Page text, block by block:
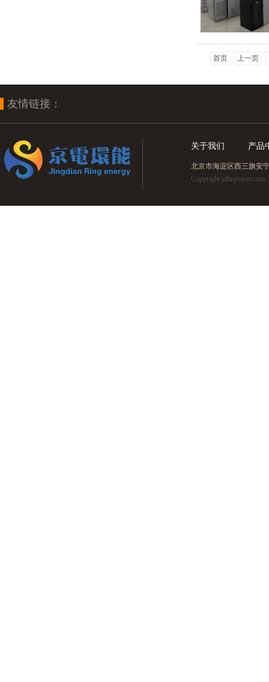
首页 上一页
友情链接：
关于我们 产品
北京市海淀区西三旗安
Copyright